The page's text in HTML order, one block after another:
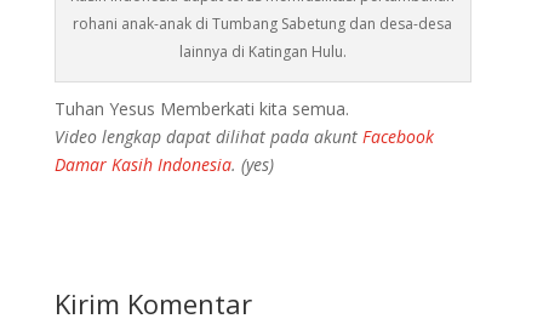
rohani anak-anak di Tumbang Sabetung dan desa-desa
lainnya di Katingan Hulu.
Tuhan Yesus Memberkati kita semua.
Video lengkap dapat dilihat pada akunt Facebook
Damar Kasih Indonesia. (yes)
Kirim Komentar